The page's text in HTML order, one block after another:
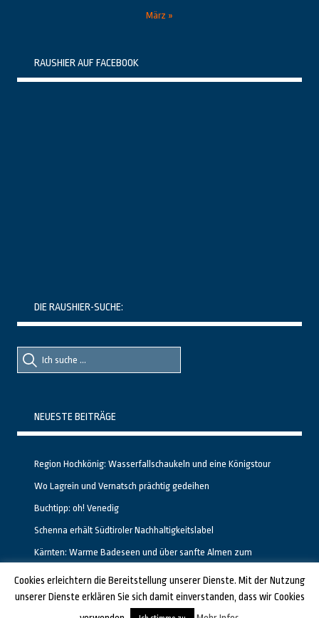
März »
RAUSHIER AUF FACEBOOK
DIE RAUSHIER-SUCHE:
Suche
nach::
Suche
nach:
NEUESTE BEITRÄGE
Region Hochkönig: Wasserfallschaukeln und eine Königstour
Wo Lagrein und Vernatsch prächtig gedeihen
Buchtipp: oh! Venedig
Schenna erhält Südtiroler Nachhaltigkeitslabel
Kärnten: Warme Badeseen und über sanfte Almen zum
GESTALTET UND PROGRAMMIERT VON ALBERTO & FRANZ BEI LUCID.BERLIN
Cookies erleichtern die Bereitstellung unserer Dienste. Mit der Nutzung
unserer Dienste erklären Sie sich damit einverstanden, dass wir Cookies